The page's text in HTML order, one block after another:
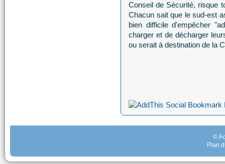
Conseil de Sécurité, risque
Chacun sait que le sud-est
bien difficile d'empêcher
charger et de décharger
ou serait à destination de la
©
Plan